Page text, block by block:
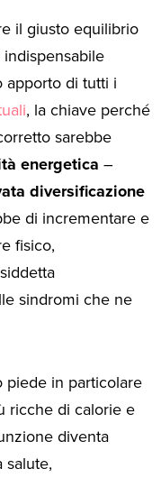
il giusto equilibrio
apporto di tutti i
, la chiave perché
sarebbe
energetica –
diversificazione
di incrementare e
fisico,
sindromi che ne
piede in particolare
ricche di calorie e
diventa